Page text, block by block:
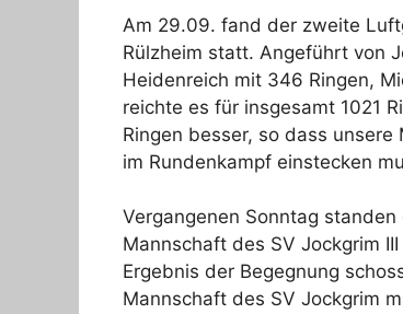
Am 29.09. fand der zweite
Rülzheim statt. Angeführt von
Heidenreich mit 346 Ringen,
reichte es für insgesamt 1021
Ringen besser, so dass
im Rundenkampf einstecken
Vergangenen Sonntag
Mannschaft des SV Jockgrim
Ergebnis der Begegnung
Mannschaft des SV Jockgrim